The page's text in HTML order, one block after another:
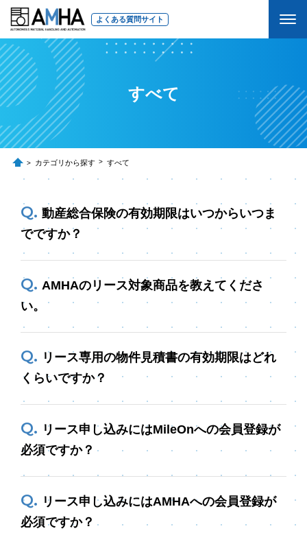
よくある質問サイト
すべて
カテゴリから探す すべて
動産総合保険の有効期限はいつからいつま
でですか？
AMHAのリース対象商品を教えてくださ
い。
リース専用の物件見積書の有効期限はどれ
くらいですか？
リース申し込みにはMileOnへの会員登録が
必須ですか？
リース申し込みにはAMHAへの会員登録が
必須ですか？